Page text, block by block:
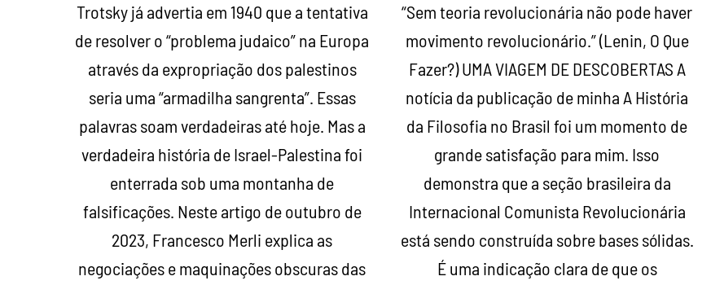
Trotsky já advertia em 1940 que a tentativa
de resolver o “problema judaico” na Europa
através da expropriação dos palestinos
seria uma “armadilha sangrenta”. Essas
palavras soam verdadeiras até hoje. Mas a
verdadeira história de Israel-Palestina foi
enterrada sob uma montanha de
falsificações. Neste artigo de outubro de
2023, Francesco Merli explica as
negociações e maquinações obscuras das
“Sem teoria revolucionária não pode haver
movimento revolucionário.” (Lenin, O Que
Fazer?) UMA VIAGEM DE DESCOBERTAS A
notícia da publicação de minha A História
da Filosofia no Brasil foi um momento de
grande satisfação para mim. Isso
demonstra que a seção brasileira da
Internacional Comunista Revolucionária
está sendo construída sobre bases sólidas.
É uma indicação clara de que os